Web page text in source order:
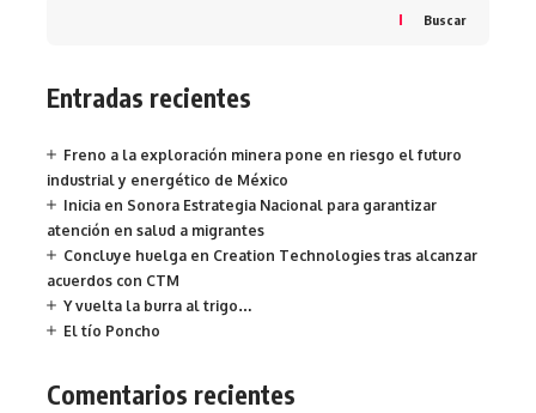
Buscar
Entradas recientes
Freno a la exploración minera pone en riesgo el futuro
industrial y energético de México
Inicia en Sonora Estrategia Nacional para garantizar
atención en salud a migrantes
Concluye huelga en Creation Technologies tras alcanzar
acuerdos con CTM
Y vuelta la burra al trigo…
El tío Poncho
Comentarios recientes